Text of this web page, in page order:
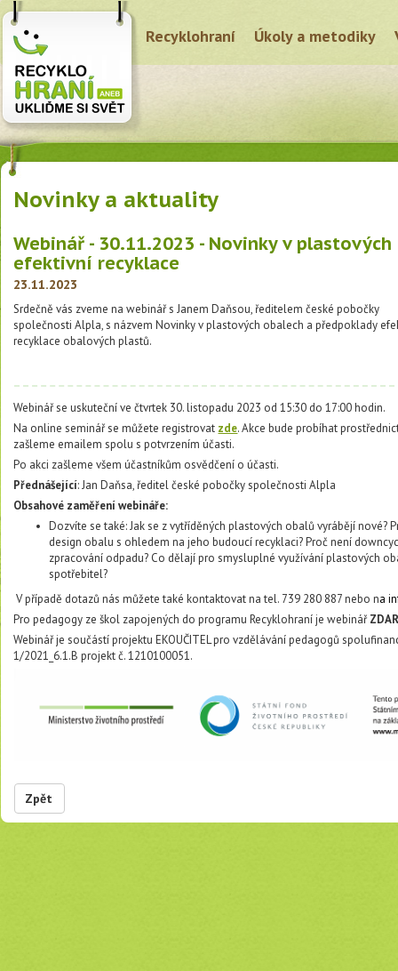
Recyklohraní Úkoly a metodiky
Novinky a aktuality
Webinář - 30.11.2023 - Novinky v
efektivní recyklace
23.11.2023
Srdečně vás zveme na webinář s Janem Daňsou, ředitelem české pobočky
společnosti Alpla, s názvem Novinky v plastových obalech a předpoklady
recyklace obalových plastů.
Webinář se uskuteční ve čtvrtek 30. listopadu 2023 od 15:30 do 17:00 hodin.
Na online seminář se můžete registrovat zde. Akce bude probíhat
zašleme emailem spolu s potvrzením účasti.
Po akci zašleme všem účastníkům osvědčení o účasti.
Přednášející: Jan Daňsa, ředitel české pobočky společnosti Alpla
Obsahové zaměření webináře:
Dozvíte se také: Jak se z vytříděných plastových obalů vyrábějí nové?
design obalu s ohledem na jeho budoucí recyklaci? Proč není
zpracování odpadu? Co dělají pro smysluplné využívání plastových
spotřebitel?
V případě dotazů nás můžete také kontaktovat na tel. 739 280 887 nebo na
Pro pedagogy ze škol zapojených do programu Recyklohraní je webinář
Webinář je součástí projektu EKOUČITEL pro vzdělávání pedagogů
1/2021_6.1.B projekt č. 1210100051.
Zpět